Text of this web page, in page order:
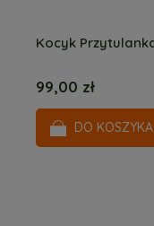
Kocyk
99,00 zł
DO KOSZYKA